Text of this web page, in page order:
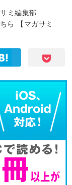
サミ編集部
ら
【マガサミ